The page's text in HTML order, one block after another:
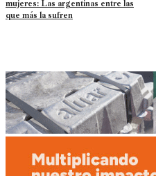
mujeres: Las argentinas entre las
que más la sufren